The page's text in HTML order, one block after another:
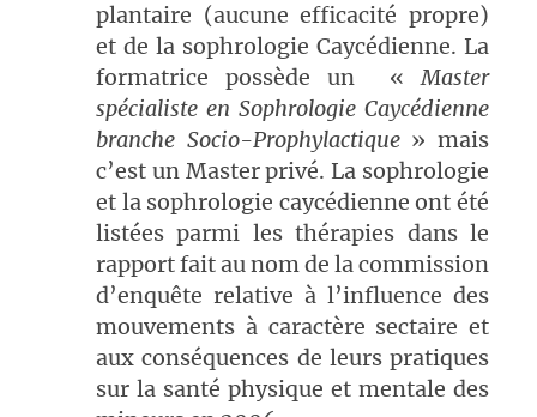
plantaire (aucune efficacité propre)
et de la sophrologie Caycédienne. La
formatrice possède un «Master
spécialiste en Sophrologie Caycédienne
branche Socio-Prophylactique» mais
c’est un Master privé. La sophrologie
et la sophrologie caycédienne ont été
listées parmi les thérapies dans le
rapport fait au nom de la commission
d’enquête relative à l’influence des
mouvements à caractère sectaire et
aux conséquences de leurs pratiques
sur la santé physique et mentale des